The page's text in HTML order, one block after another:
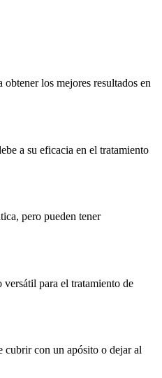
los mejores resultados en
a su eficacia en el tratamiento
pero pueden tener
para el tratamiento de
cubrir con un apósito o dejar al